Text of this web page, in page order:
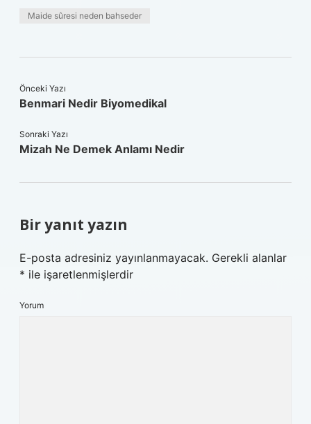
Maide sûresi neden bahseder
Önceki Yazı
Benmari Nedir Biyomedikal
Sonraki Yazı
Mizah Ne Demek Anlamı Nedir
Bir yanıt yazın
E-posta adresiniz yayınlanmayacak. Gerekli alanlar
* ile işaretlenmişlerdir
Yorum